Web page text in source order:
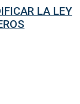
LA LEY